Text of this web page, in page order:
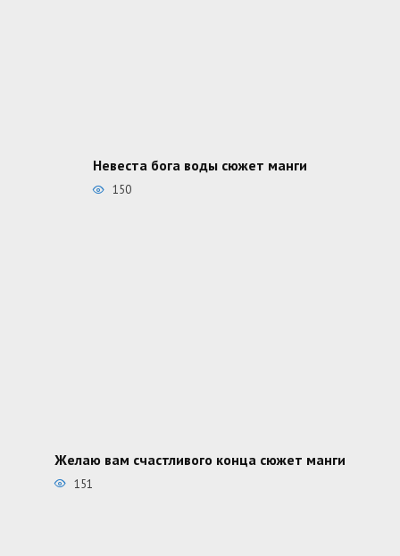
Невеста бога воды сюжет манги
150
Желаю вам счастливого конца сюжет манги
151